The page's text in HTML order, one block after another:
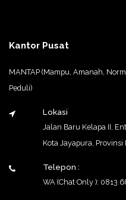
Kantor Pusat
MANTAP (Mampu, Amanah,
Peduli)
Lokasi
Jalan Baru Kelapa II,
Kota Jayapura, Provinsi
Telepon :
WA (Chat Only ): 0813